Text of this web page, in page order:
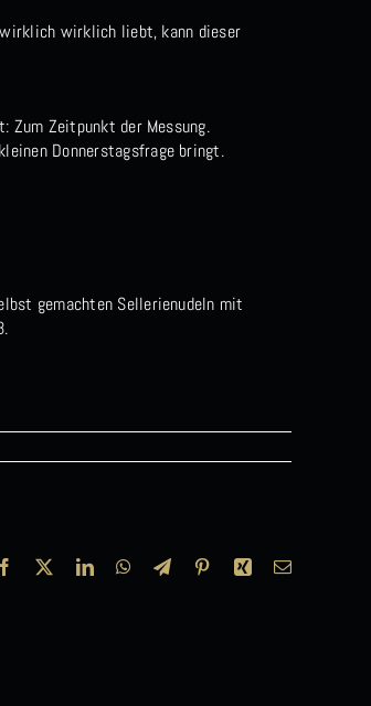
wirklich liebt, kann dieser
Zum Zeitpunkt der Messung.
Donnerstagsfrage bringt.
gemachten Sellerienudeln mit
Facebook LinkedInWhatsApp
TelegramPinterestXing E-